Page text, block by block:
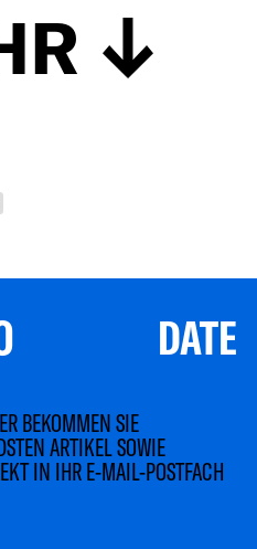
DATE
BEKOMMEN SIE
ARTIKEL SOWIE
IN IHR E-MAIL-POSTFACH